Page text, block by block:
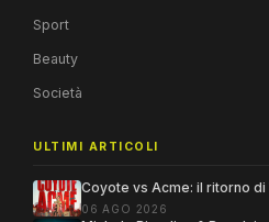
Sport
Beauty
Società
ULTIMI ARTICOLI
Coyote vs Acme: il ritorno
06 AGO 2026